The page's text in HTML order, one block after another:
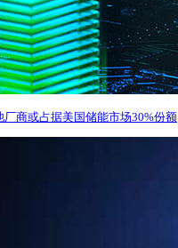
厂商或占据美国储能市场30%份额